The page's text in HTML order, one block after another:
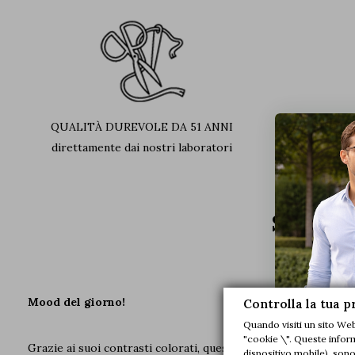
QUALITÀ DUREVOLE DA 51 ANNI
direttamente dai nostri laboratori
PELLI
Scopri
Mood del giorno!
Grazie ai suoi contrasti colorati, questo modello si adatterà
Controlla la tua
Quando visiti un sito
"cookie \". Queste